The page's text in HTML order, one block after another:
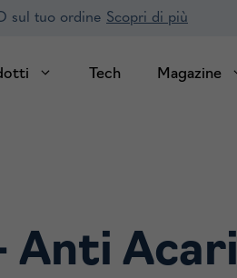
sul tuo ordine Scopri di più
Tech Magazine
Anti Acari